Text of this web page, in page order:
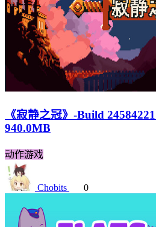
《寂静之冠》-Build
940.0MB
动作游戏
Chobits 0